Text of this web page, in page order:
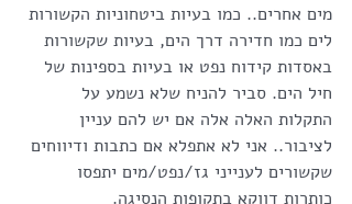
מים אחרים.. כמו בעיות ביטחוניות הקשורות
לים כמו חדירה דרך הים, בעיות שקשורות
באסדות קידוח נפט או בעיות בספינות של
חיל הים. סביר להניח שלא נשמע על
התקלות האלה אלה אם יש להם עניין
לציבור.. אני לא אתפלא אם כתבות ודיווחים
שקשורים לענייני גז/נפט/מים יתפסו
כותרות דווקא בתקופות הנסיגה.